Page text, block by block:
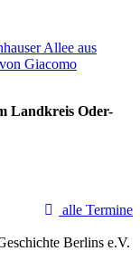
Allee aus
Giacomo
Landkreis Oder-
alle Termine
Berlins e.V.